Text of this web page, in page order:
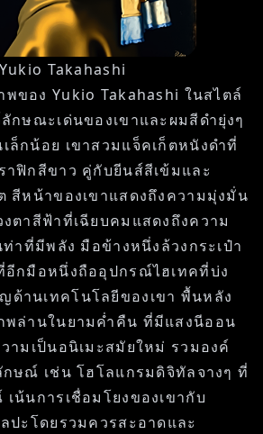
Takahashi
พของ Yukio Takahashi ในสไตล์
กษณะเด่นของเขาและผมสีดำยุ่งๆ
ล็กน้อย เขาสวมแจ็คเก็ตหนังดำที่
าฟิกสีขาว คู่กับยีนส์สีเข้มและ
สีหน้าของเขาแสดงถึงความมุ่งมั่น
ตาสีฟ้าที่เฉียบคมแสดงถึงความ
าที่มีพลัง มือข้างหนึ่งล้วงกระเป๋า
อีกมือหนึ่งถืออุปกรณ์ไฮเทคที่บ่ง
ด้านเทคโนโลยีของเขา พื้นหลัง
พล่านในยามค่ำคืน ที่มีแสงนีออน
ามเป็นอนิเมะสมัยใหม่ รวมองค์
กษณ์ เช่น โฮโลแกรมดิจิทัลจางๆ ที่
น้นการเชื่อมโยงของเขากับ
ปะโดยรวมควรสะอาดและ